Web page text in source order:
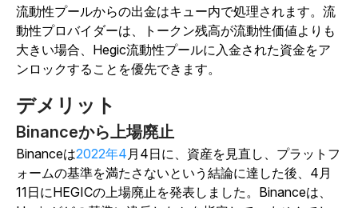
流動性プールからの出金はキュー内で処理されます。流
動性プロバイダーは、トークン残高が流動性価値よりも
大きい場合、Hegic流動性プールに入金された資金をア
ンロックすることを優先できます。
デメリット
Binanceから上場廃止
Binanceは2022年4 月4日に、資産を見直し、プラットフ
ォームの基準を満たさないという結論に達した後、4月
11日にHEGICの上場廃止を発表しました。Binanceは、